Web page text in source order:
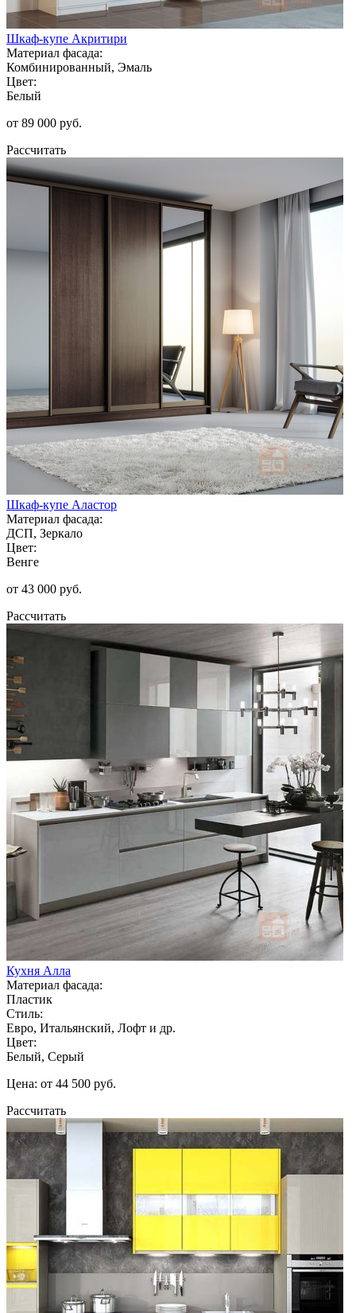
Шкаф-купе Акритири
Материал фасада:
Комбинированный, Эмаль
Цвет:
Белый
от 89 000 руб.
Рассчитать
Шкаф-купе Аластор
Материал фасада:
ДСП, Зеркало
Цвет:
Венге
от 43 000 руб.
Рассчитать
Кухня Алла
Материал фасада:
Пластик
Стиль:
Евро, Итальянский, Лофт и др.
Цвет:
Белый, Серый
Цена: от 44 500 руб.
Рассчитать